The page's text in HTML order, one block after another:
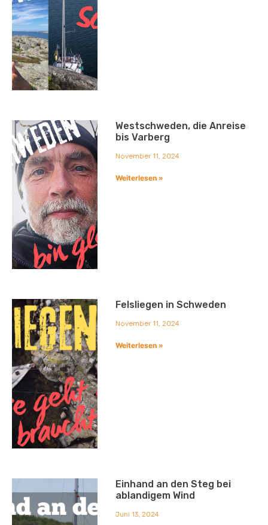
Westschweden, die Anreise
bis Varberg
November 11, 2024
Weiterlesen »
Felsliegen in Schweden
November 11, 2024
Weiterlesen »
Einhand an den Steg bei
ablandigem Wind
Juni 13, 2024